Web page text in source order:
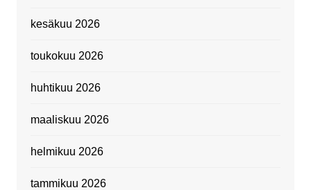
kesäkuu 2026
toukokuu 2026
huhtikuu 2026
maaliskuu 2026
helmikuu 2026
tammikuu 2026